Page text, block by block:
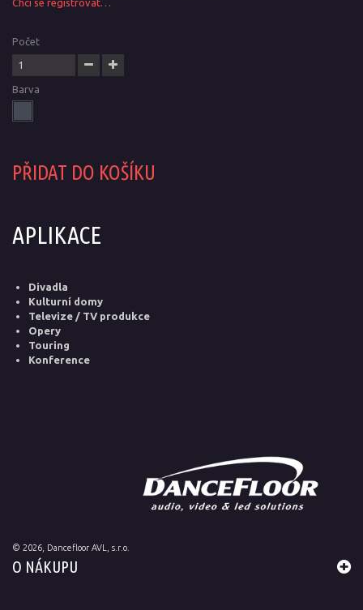
Počet
Barva
PŘIDAT DO KOŠÍKU
APLIKACE
Divadla
Kulturní domy
Televize / TV produkce
Opery
Touring
Konference
© 2026 , Dancefloor AVL, s.r.o.
O NÁKUPU